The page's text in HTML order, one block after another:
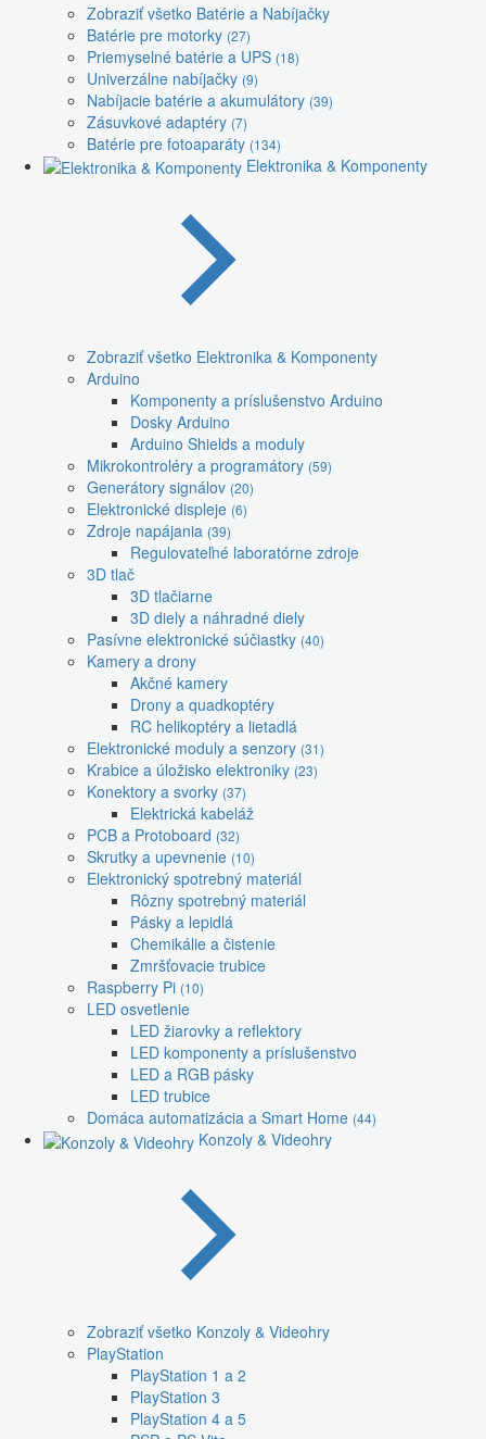
Zobraziť všetko Batérie a Nabíjačky
Batérie pre motorky (27)
Priemyselné batérie a UPS (18)
Univerzálne nabíjačky (9)
Nabíjacie batérie a akumulátory (39)
Zásuvkové adaptéry (7)
Batérie pre fotoaparáty (134)
Elektronika & Komponenty
Zobraziť všetko Elektronika & Komponenty
Arduino
Komponenty a príslušenstvo Arduino
Dosky Arduino
Arduino Shields a moduly
Mikrokontroléry a programátory (59)
Generátory signálov (20)
Elektronické displeje (6)
Zdroje napájania (39)
Regulovateľné laboratórne zdroje
3D tlač
3D tlačiarne
3D diely a náhradné diely
Pasívne elektronické súčiastky (40)
Kamery a drony
Akčné kamery
Drony a quadkoptéry
RC helikoptéry a lietadlá
Elektronické moduly a senzory (31)
Krabice a úložisko elektroniky (23)
Konektory a svorky (37)
Elektrická kabeláž
PCB a Protoboard (32)
Skrutky a upevnenie (10)
Elektronický spotrebný materiál
Rôzny spotrebný materiál
Pásky a lepidlá
Chemikálie a čistenie
Zmršťovacie trubice
Raspberry Pi (10)
LED osvetlenie
LED žiarovky a reflektory
LED komponenty a príslušenstvo
LED a RGB pásky
LED trubice
Domáca automatizácia a Smart Home (44)
Konzoly & Videohry
Zobraziť všetko Konzoly & Videohry
PlayStation
PlayStation 1 a 2
PlayStation 3
PlayStation 4 a 5